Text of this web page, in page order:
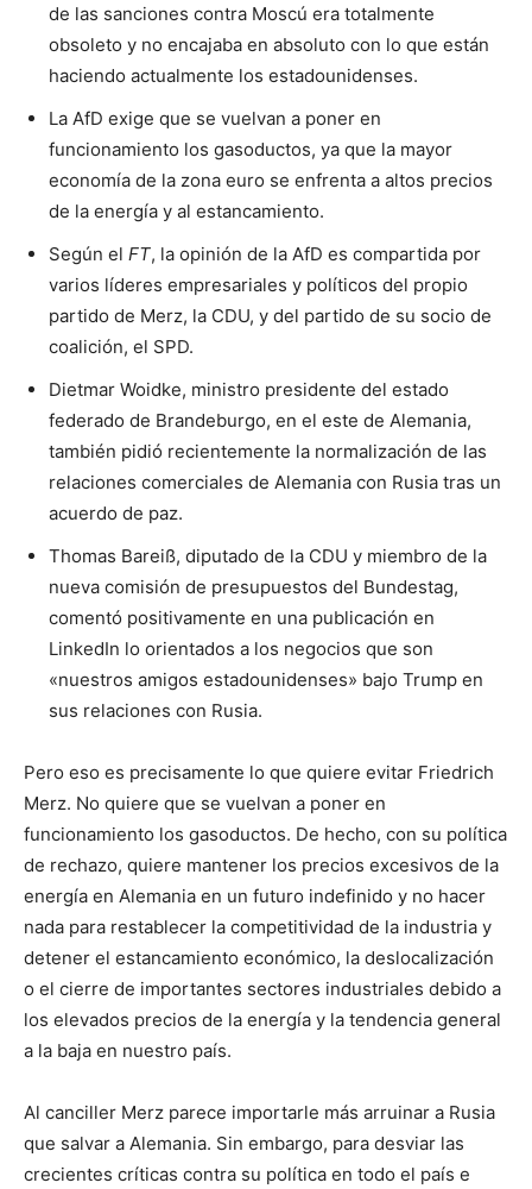
de las sanciones contra Moscú era totalmente
obsoleto y no encajaba en absoluto con lo que están
haciendo actualmente los estadounidenses.
La AfD exige que se vuelvan a poner en
funcionamiento los gasoductos, ya que la mayor
economía de la zona euro se enfrenta a altos precios
de la energía y al estancamiento.
Según el FT, la opinión de la AfD es compartida por
varios líderes empresariales y políticos del propio
partido de Merz, la CDU, y del partido de su socio de
coalición, el SPD.
Dietmar Woidke, ministro presidente del estado
federado de Brandeburgo, en el este de Alemania,
también pidió recientemente la normalización de las
relaciones comerciales de Alemania con Rusia tras un
acuerdo de paz.
Thomas Bareiß, diputado de la CDU y miembro de la
nueva comisión de presupuestos del Bundestag,
comentó positivamente en una publicación en
LinkedIn lo orientados a los negocios que son
«nuestros amigos estadounidenses» bajo Trump en
sus relaciones con Rusia.
Pero eso es precisamente lo que quiere evitar Friedrich
Merz. No quiere que se vuelvan a poner en
funcionamiento los gasoductos. De hecho, con su política
de rechazo, quiere mantener los precios excesivos de la
energía en Alemania en un futuro indefinido y no hacer
nada para restablecer la competitividad de la industria y
detener el estancamiento económico, la deslocalización
o el cierre de importantes sectores industriales debido a
los elevados precios de la energía y la tendencia general
a la baja en nuestro país.
Al canciller Merz parece importarle más arruinar a Rusia
que salvar a Alemania. Sin embargo, para desviar las
crecientes críticas contra su política en todo el país e